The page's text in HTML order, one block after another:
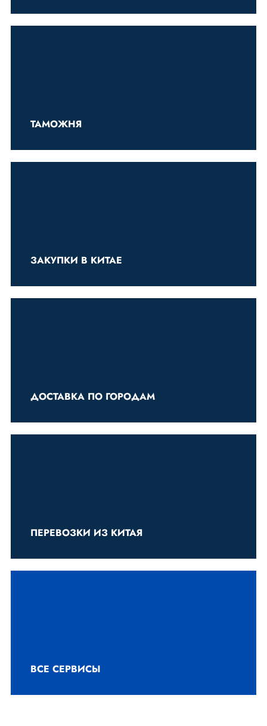
ТАМОЖНЯ
ЗАКУПКИ В КИТАЕ
ДОСТАВКА ПО ГОРОДАМ
ПЕРЕВОЗКИ ИЗ КИТАЯ
ВСЕ СЕРВИСЫ